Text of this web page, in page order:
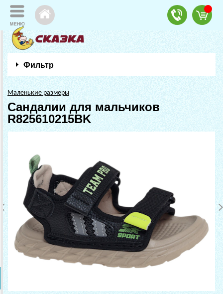
Фильтр
Маленькие размеры
Сандалии для мальчиков
R825610215BK